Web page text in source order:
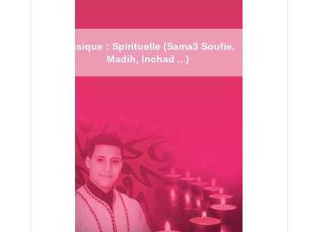
Musique : Spirituelle (Sama3 Soufie,
Madih, Inchad ...)